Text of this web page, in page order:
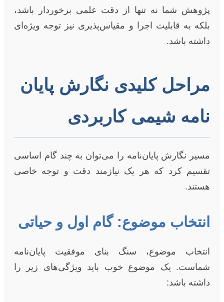
پژوهش شما نه تنها از دقت علمی برخوردار باشد،
بلکه به قابلیت اجرا و مقیاس‌پذیری نیز توجه ویژه‌ای
داشته باشد.
مراحل کلیدی نگارش پایان
نامه شیمی کاربردی
مسیر نگارش پایان‌نامه را می‌توان به چند گام اساسی
تقسیم کرد که هر یک نیازمند دقت و توجه خاصی
هستند.
انتخاب موضوع: گام اول و حیاتی
انتخاب موضوع، سنگ بنای موفقیت پایان‌نامه
شماست. یک موضوع خوب باید ویژگی‌های زیر را
داشته باشد: